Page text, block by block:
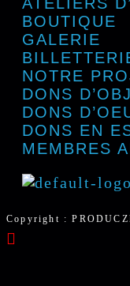
BOUTIQUE
GALERIE
NOTRE
DONS
DONS
DONS EN
MEMBRES
Copyright :